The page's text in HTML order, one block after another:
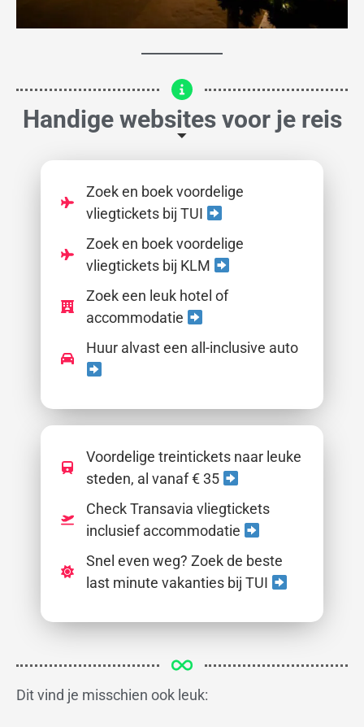
Handige websites voor je reis
Zoek en boek voordelige
vliegtickets bij TUI
Zoek en boek voordelige
vliegtickets bij KLM
Zoek een leuk hotel of
accommodatie
Huur alvast een all-inclusive auto
Voordelige treintickets naar leuke
steden, al vanaf € 35
Check Transavia vliegtickets
inclusief accommodatie
Snel even weg? Zoek de beste
last minute vakanties bij TUI
Dit vind je misschien ook leuk: